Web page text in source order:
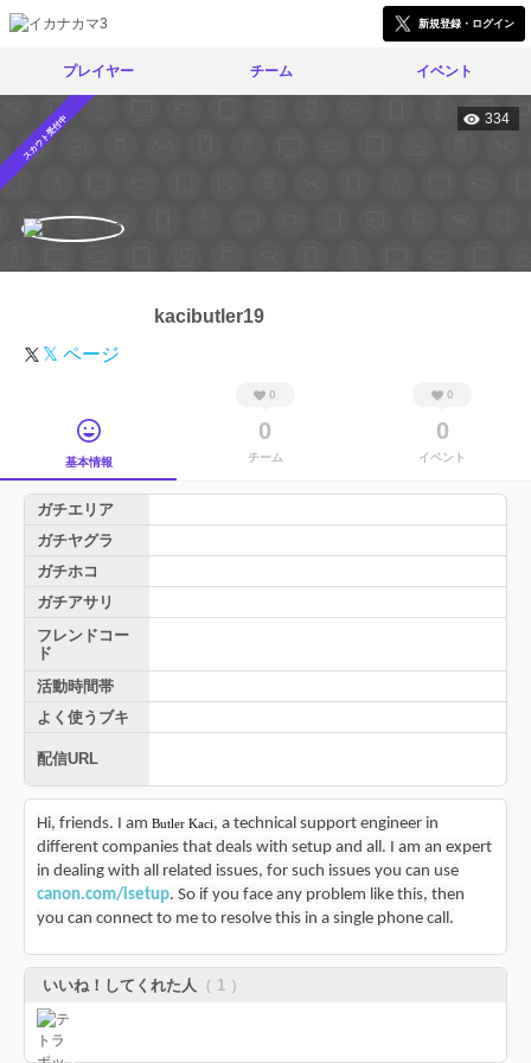
新規登録・ログイン
プレイヤー チーム イベント
スカウト受付中 334
kacibutler19
𝕏 ページ
基本情報
0
0
チーム
0
0
イベント
ガチエリア
ガチヤグラ
ガチホコ
ガチアサリ
フレンドコー
ド
活動時間帯
よく使うブキ
配信URL
Hi, friends. I am Butler Kaci, a technical support engineer in
different companies that deals with setup and all. I am an expert
in dealing with all related issues, for such issues you can use
canon.com/isetup. So if you face any problem like this, then
you can connect to me to resolve this in a single phone call.
いいね！してくれた人 （ 1 ）